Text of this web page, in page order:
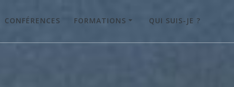
CONFÉRENCES FORMATIONS QUI SUIS-JE ?